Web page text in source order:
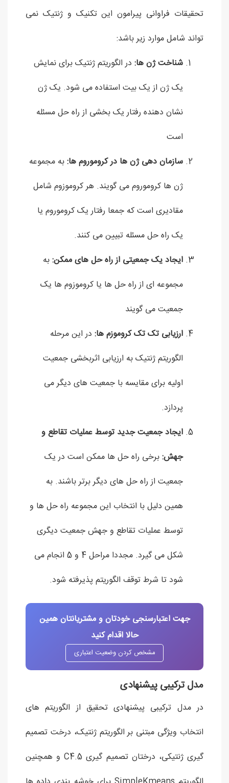
تحقیقات فراوانی پیرامون این تکنیک و ژنتیک نمی
تواند شامل موارد زیر باشد:
شناخت ژن ها: در الگوریتم ژنتیک برای نمایش
یک ژن از یک بیت استفاده می شود. یک ژن
نشان دهنده رفتار یک بخشی از راه حل مسئله
است
سازمان دهی ژن ها در کروموروم ها:به مجموعه
ژن ها کروموروم می گویند. هر کروموزوم شامل
مقادیری است که جمعا رفتار یک کروموروم یا
یک راه حل مسئله تبیین می کنند.
ایجاد یک جمعیتی از راه حل های ممکن:به
مجموعه ای از راه حل ها یا کروموزوم ها یک
جمعیت می گویند
ارزیابی تک تک کروموزم ها: در این مرحله
الگوریتم ژنتیک به ارزیابی اثربخشی جمعیت
اولیه برای مقایسه با جمعیت های دیگر می
پردازد.
ایجاد جمعیت جدید توسط عملیات تقاطع و
جهش:برخی راه حل ها ممکن است در یک
جمعیت از راه حل های دیگر برتر باشند. به
همین دلیل با انتخاب این مجموعه راه حل ها و
توسط عملیات تقاطع و جهش جمعیت دیگری
شکل می گیرد. مجددا مراحل 4 و 5 انجام می
شود تا شرط توقف الگوریتم پذیرفته شود.
جهت اعتبارسنجی خودتان و مشتریانتان همین
حالا اقدام کنید
مشخص کردن وضعیت اعتباری
مدل ترکیبی پیشنهادی
در مدل ترکیبی پیشنهادی تحقیق از الگوریتم های
انتخاب ویژگی مبتنی بر الگوریتم ژنتیک، درخت تصمیم
گیری ژنتیکی، درختان تصمیم گیری C4.5 و همچنین